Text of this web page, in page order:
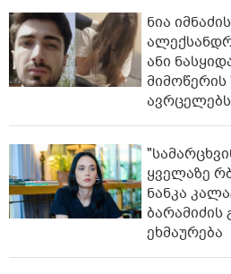
ნია
ანი
მიმოწერის
ავრცელებს
ყვე­ლა­ზე
ნანკა
ბარამიძის
ეხმაურება